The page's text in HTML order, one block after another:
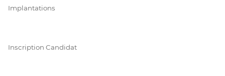
Implantations
Inscription Candidat